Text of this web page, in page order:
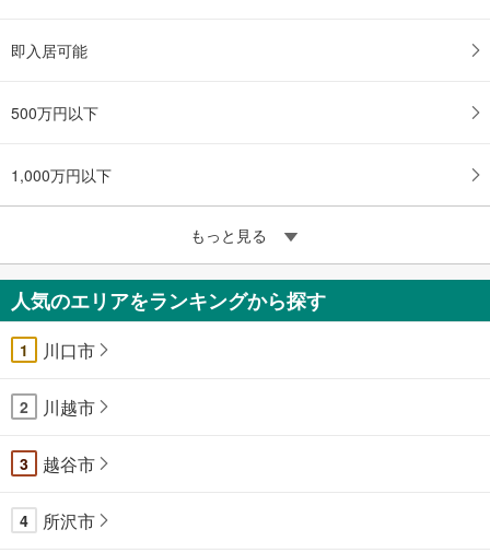
即入居可能
500万円以下
1,000万円以下
もっと見る
人気のエリアをランキングから探す
1 川口市
2 川越市
3 越谷市
4 所沢市